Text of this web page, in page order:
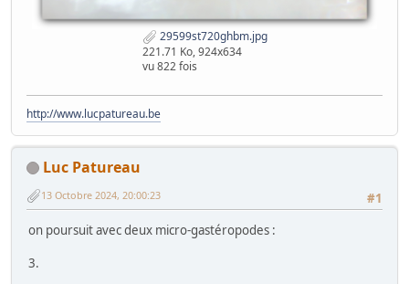
29599st720ghbm.jpg
221.71 Ko, 924x634
vu 822 fois
http://www.lucpatureau.be
Luc Patureau
#1
13 Octobre 2024, 20:00:23
on poursuit avec deux micro-gastéropodes :
3.